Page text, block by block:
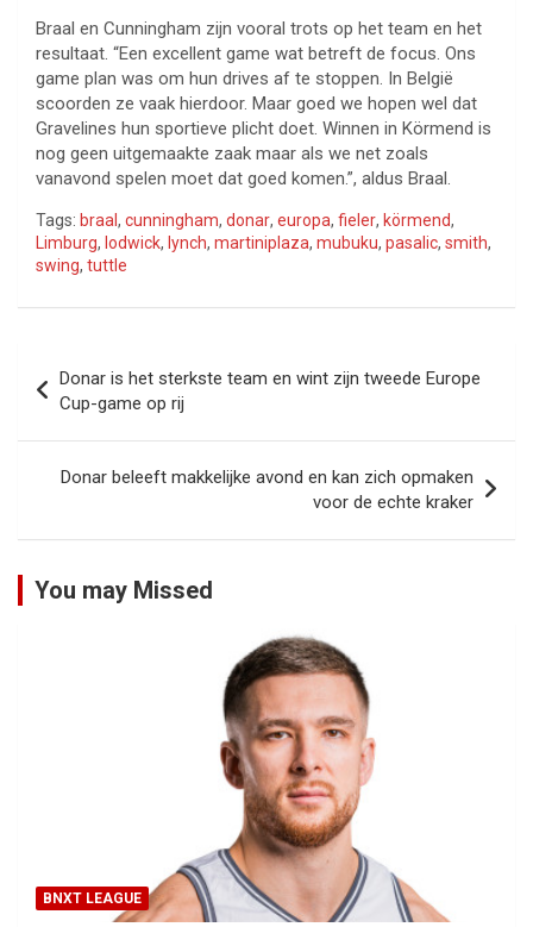
Braal en Cunningham zijn vooral trots op het team en het
resultaat. “Een excellent game wat betreft de focus. Ons
game plan was om hun drives af te stoppen. In België
scoorden ze vaak hierdoor. Maar goed we hopen wel dat
Gravelines hun sportieve plicht doet. Winnen in Körmend is
nog geen uitgemaakte zaak maar als we net zoals
vanavond spelen moet dat goed komen.”, aldus Braal.
Tags: braal, cunningham, donar, europa, fieler, körmend,
Limburg, lodwick, lynch, martiniplaza, mubuku, pasalic, smith,
swing, tuttle
navigatie
Donar is het sterkste team en wint zijn tweede Europe
Cup-game op rij
Donar beleeft makkelijke avond en kan zich opmaken
voor de echte kraker
You may Missed
BNXT LEAGUE